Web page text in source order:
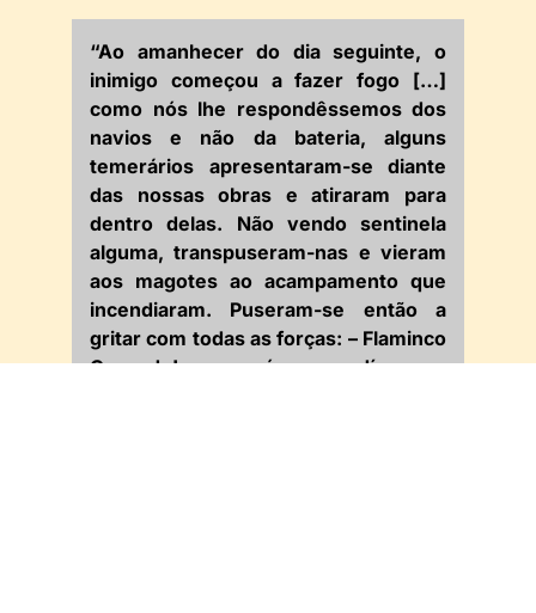
“Ao amanhecer do dia seguinte, o
inimigo começou a fazer fogo […]
como nós lhe respondêssemos dos
navios e não da bateria, alguns
temerários apresentaram-se diante
das nossas obras e atiraram para
dentro delas. Não vendo sentinela
alguma, transpuseram-nas e vieram
aos magotes ao acampamento que
incendiaram. Puseram-se então a
gritar com todas as forças: – Flaminco
Cornudo! ao que nós respondíamos: –